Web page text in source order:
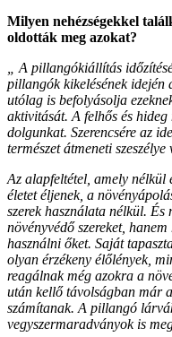
Milyen nehézségekkel
oldották meg azokat?
„ A pillangókiállítás
pillangók kikelésének idején
utólag is befolyásolja
aktivitását. A felhős és
dolgunkat. Szerencsére az
természet átmeneti
Az alapfeltétel, amely nélkül
életet éljenek, a
szerek használata nélkül.
növényvédő szereket,
használni őket. Saját
olyan érzékeny élőlények,
reagálnak még azokra a
után kellő távolságban már
számítanak. A pillangó
vegyszermaradványok is